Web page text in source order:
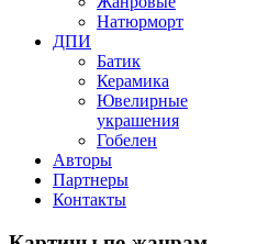
Натюрморт
ДПИ
Батик
Керамика
Ювелирные
украшения
Гобелен
Авторы
Партнеры
Контакты